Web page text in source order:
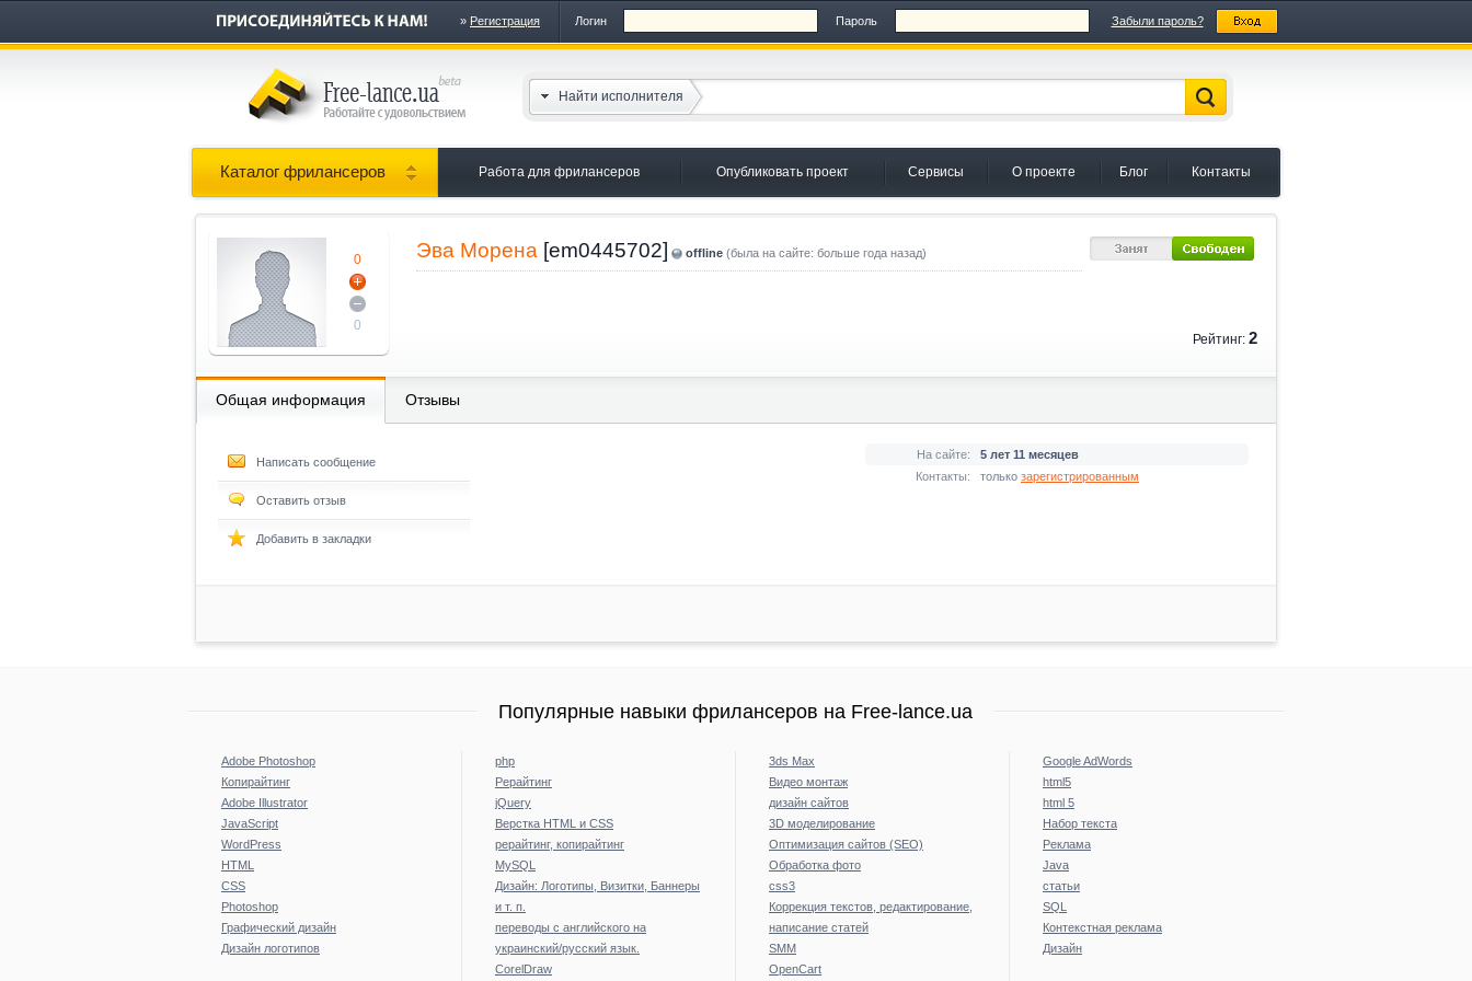
» Регистрация Логин Пароль Забыли пароль?
Найти исполнителя
Каталог фрилансеров Работа для фрилансеров Опубликовать проект Сервисы О проекте Блог Контакты
0
0
Эва Морена [em0445702] offline (была на сайте: больше года назад)
Рейтинг: 2
Общая информация Отзывы
Написать сообщение
Оставить отзыв
Добавить в закладки
На сайте:
5 лет 11 месяцев
Контакты:
только зарегистрированным
Популярные навыки фрилансеров на Free-lance.ua
Adobe Photoshop
Копирайтинг
Adobe Illustrator
JavaScript
WordPress
HTML
CSS
Photoshop
Графический дизайн
Дизайн логотипов
php
Рерайтинг
jQuery
Верстка HTML и CSS
рерайтинг, копирайтинг
MySQL
Дизайн: Логотипы, Визитки, Баннеры
и т. п.
переводы с английского на
украинский/русский язык.
CorelDraw
3ds Max
Видео монтаж
дизайн сайтов
3D моделирование
Оптимизация сайтов (SEO)
Обработка фото
css3
Коррекция текстов, редактирование,
написание статей
SMM
OpenCart
Google AdWords
html5
html 5
Набор текста
Реклама
Java
статьи
SQL
Контекстная реклама
Дизайн